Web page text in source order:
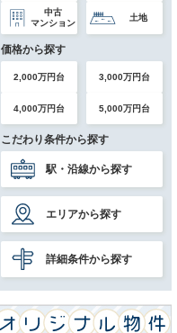
中古
マンション
土地
価格から探す
2,000万円台 3,000万円台
4,000万円台 5,000万円台
こだわり条件から探す
駅・沿線から探す
エリアから探す
詳細条件から探す